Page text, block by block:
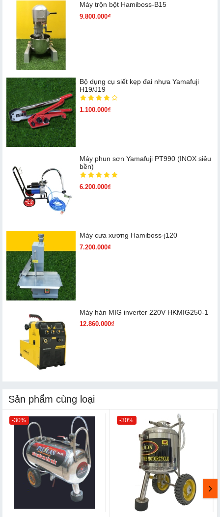
Máy trộn bột Hamiboss-B15
9.800.000₫
Bộ dụng cụ siết kẹp đai nhựa Yamafuji
H19/J19
1.100.000₫
Máy phun sơn Yamafuji PT990 (INOX siêu
bền)
6.200.000₫
Máy cưa xương Hamiboss-j120
7.200.000₫
Máy hàn MIG inverter 220V HKMIG250-1
12.860.000₫
Sản phẩm cùng loại
-30% -30%